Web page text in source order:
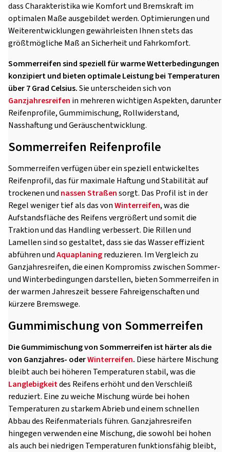
dass Charakteristika wie Komfort und Bremskraft im
optimalen Maße ausgebildet werden. Optimierungen und
Weiterentwicklungen gewährleisten Ihnen stets das
größtmögliche Maß an Sicherheit und Fahrkomfort.
Sommerreifen sind speziell für warme Wetterbedingungen
konzipiert und bieten optimale Leistung bei Temperaturen
über 7 Grad Celsius.Sie unterscheiden sich von
Ganzjahresreifen in mehreren wichtigen Aspekten, darunter
Reifenprofile, Gummimischung, Rollwiderstand,
Nasshaftung und Geräuschentwicklung.
Sommerreifen Reifenprofile
Sommerreifen verfügen über ein speziell entwickeltes
Reifenprofil, das für maximale Haftung und Stabilität auf
trockenen und nassen Straßensorgt. Das Profil ist in der
Regel weniger tief als das vonWinterreifen, was die
Aufstandsfläche des Reifens vergrößert und somit die
Traktion und das Handling verbessert. Die Rillen und
Lamellen sind so gestaltet, dass sie das Wasser effizient
abführen undAquaplaningreduzieren. Im Vergleich zu
Ganzjahresreifen, die einen Kompromiss zwischen Sommer-
und Winterbedingungen darstellen, bieten Sommerreifen in
der warmen Jahreszeit bessere Fahreigenschaften und
kürzere Bremswege.
Gummimischung von Sommerreifen
Die Gummimischung von Sommerreifen ist härter als die
von Ganzjahres- oderWinterreifen. Diese härtere Mischung
bleibt auch bei höheren Temperaturen stabil, was die
Langlebigkeitdes Reifens erhöht und den Verschleiß
reduziert. Eine zu weiche Mischung würde bei hohen
Temperaturen zu starkem Abrieb und einem schnellen
Abbau des Reifenmaterials führen. Ganzjahresreifen
hingegen verwenden eine Mischung, die sowohl bei hohen
als auch bei niedrigen Temperaturen funktionsfähig bleibt,